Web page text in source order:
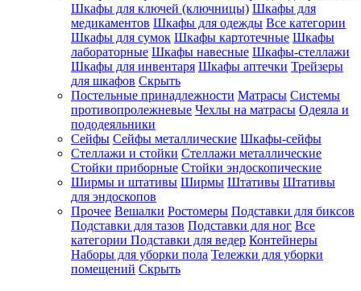
Шкафы для ключей (ключницы) Шкафы для
медикаментов Шкафы для одежды Все категории
Шкафы для сумок Шкафы картотечные Шкафы
лабораторные Шкафы навесные Шкафы-стеллажи
Шкафы для инвентаря Шкафы аптечки Трейзеры
для шкафов Скрыть
Постельные принадлежности Матрасы Системы
противопролежневые Чехлы на матрасы Одеяла и
пододеяльники
Сейфы Сейфы металлические Шкафы-сейфы
Стеллажи и стойки Стеллажи металлические
Стойки приборные Стойки эндоскопические
Ширмы и штативы Ширмы Штативы Штативы
для эндоскопов
Прочее Вешалки Ростомеры Подставки для биксов
Подставки для тазов Подставки для ног Все
категории Подставки для ведер Контейнеры
Наборы для уборки пола Тележки для уборки
помещений Скрыть